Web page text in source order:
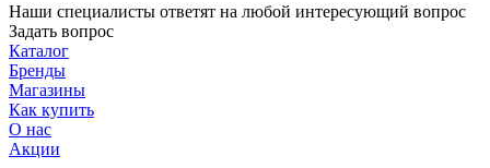
Наши специалисты ответят на любой интересующий вопрос
Задать вопрос
Каталог
Бренды
Магазины
Как купить
О нас
Акции